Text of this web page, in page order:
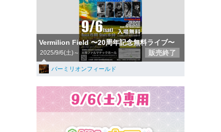
Vermilion Field 〜20周年記念無料ライブ〜
2025/9/6(土)～ 販売終了
バーミリオンフィールド